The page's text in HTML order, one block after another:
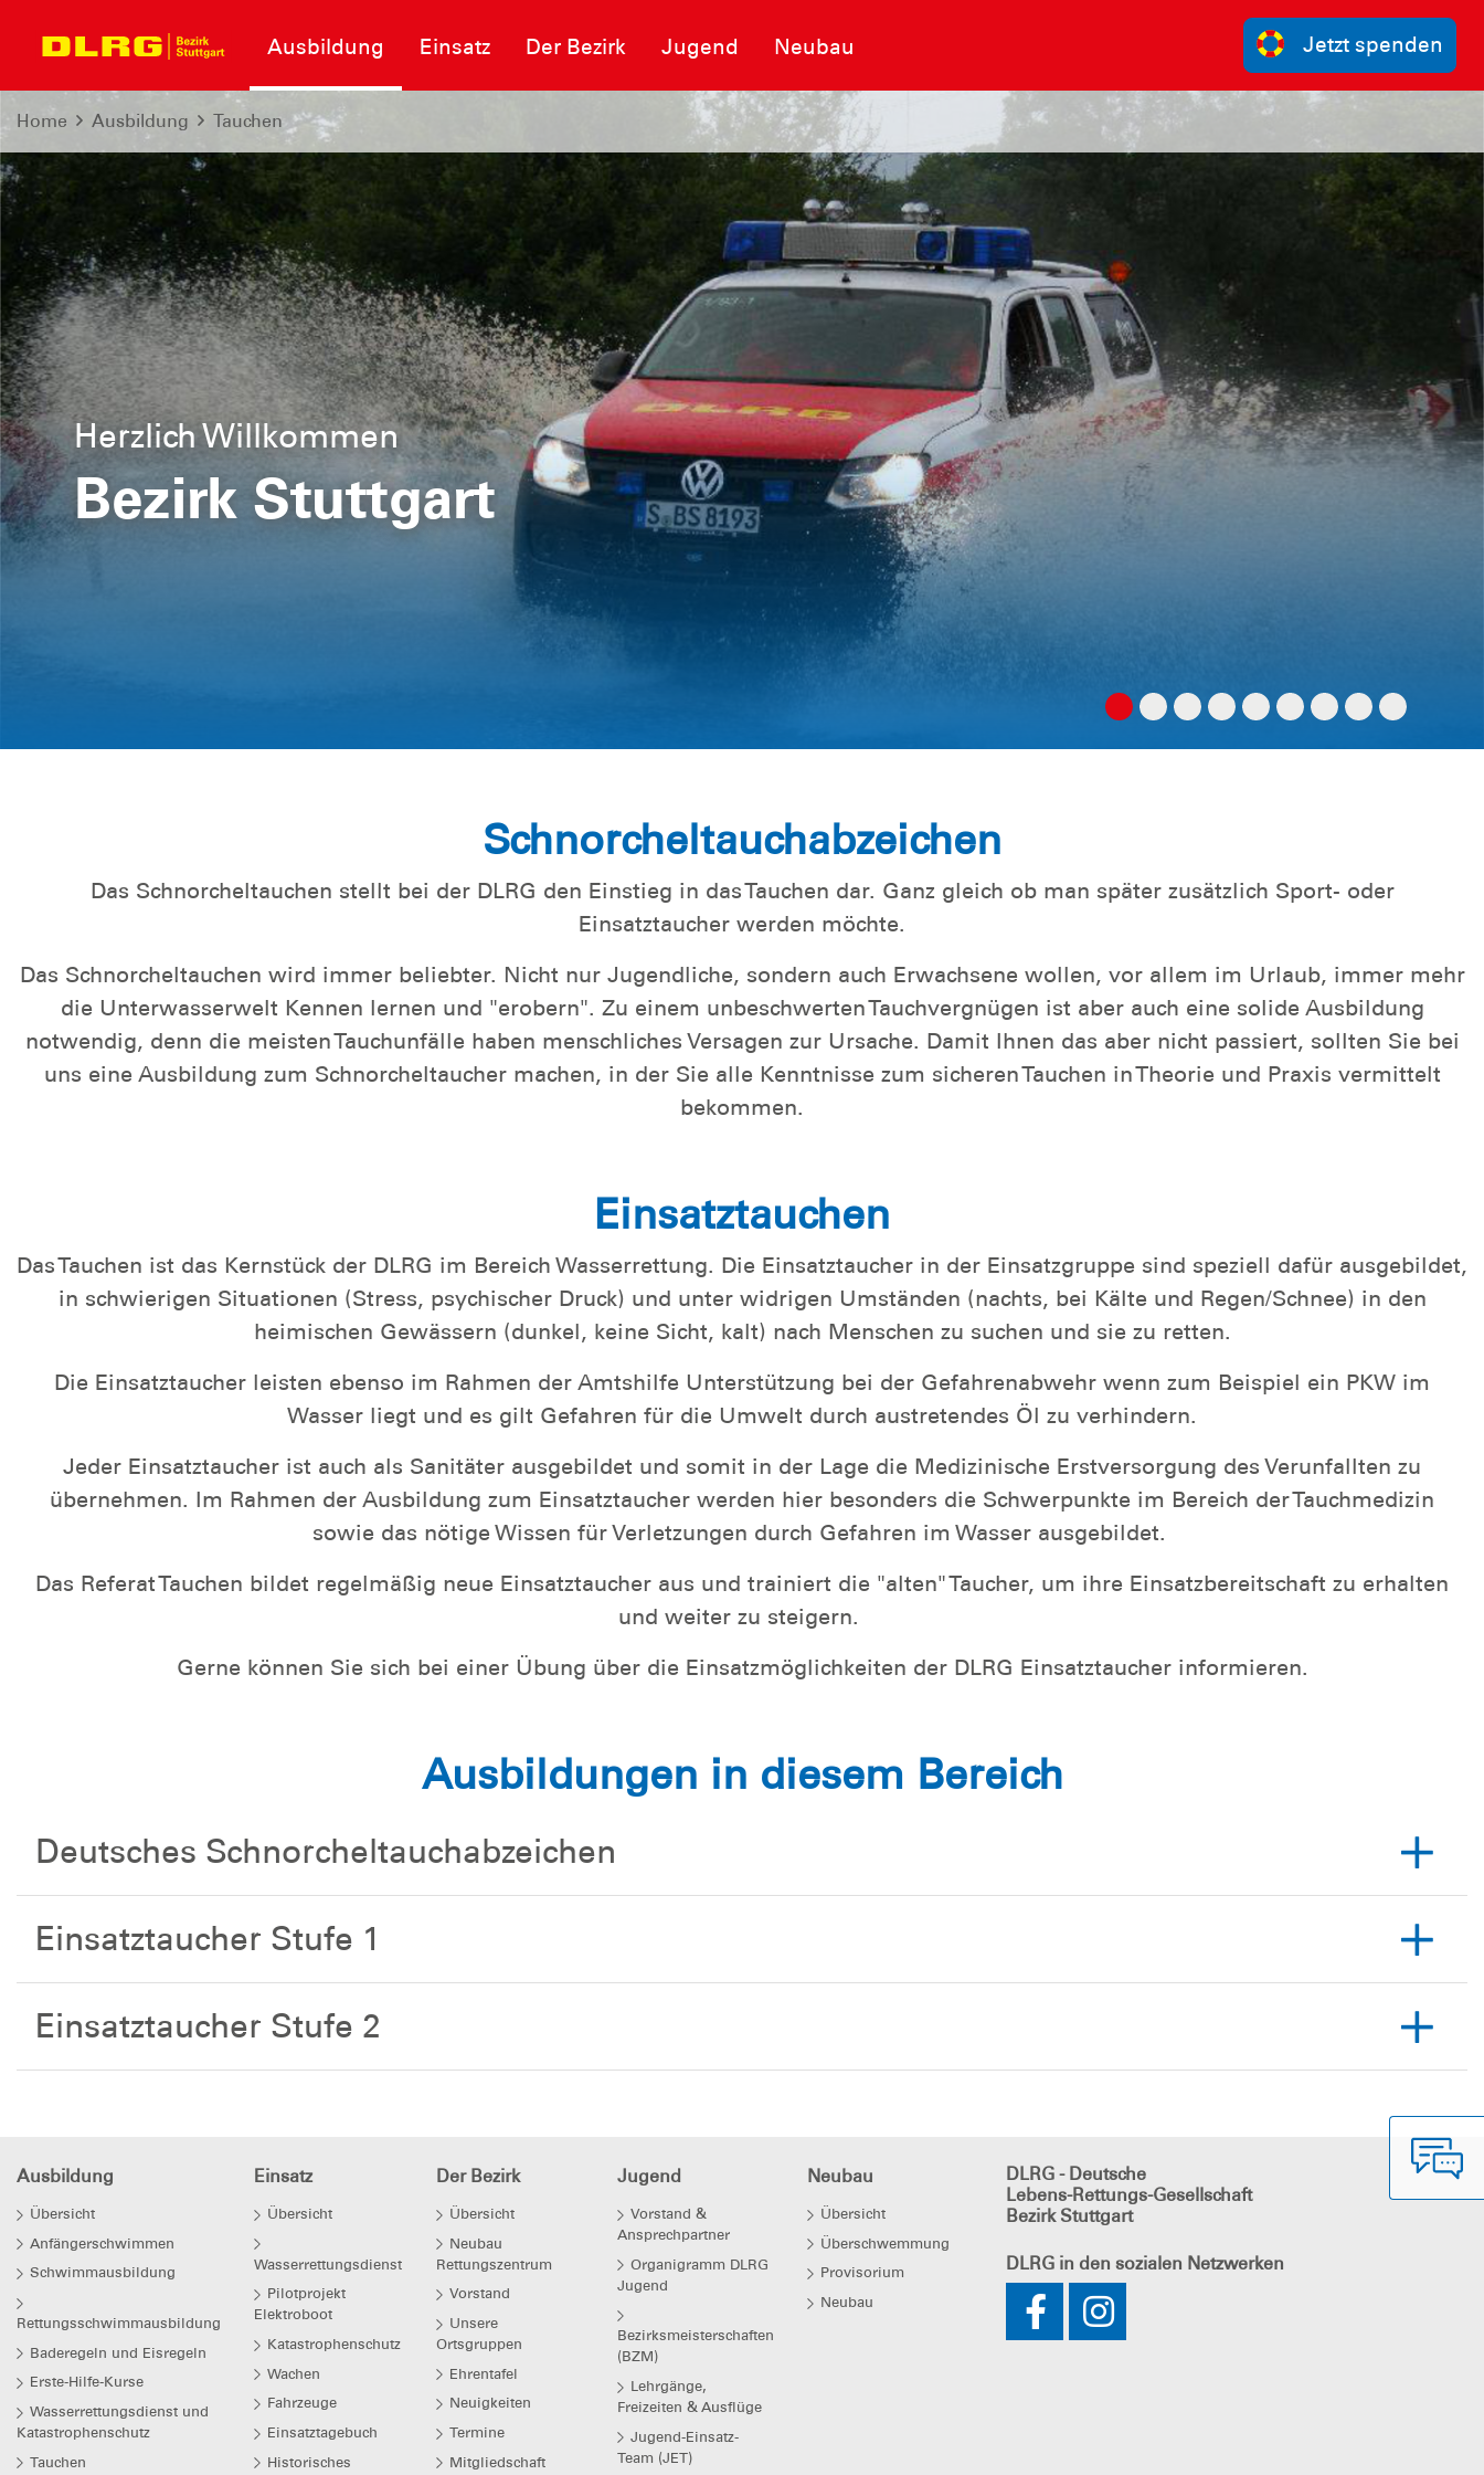
Ausbildung Einsatz Der Bezirk Jugend Neubau Jetzt spenden
Home Ausbildung Tauchen
Herzlich Willkommen
Bezirk Stuttgart
Informationen zum Neubau des Rettungszentrums
Neubau Rettungszentrum
Schnorcheltauchabzeichen
Das Schnorcheltauchen stellt bei der DLRG den Einstieg in das Tauchen dar. Ganz gleich ob man später zusätzlich Sport- oder
Einsatztaucher werden möchte.
Das Schnorcheltauchen wird immer beliebter. Nicht nur Jugendliche, sondern auch Erwachsene wollen, vor allem im Urlaub, immer mehr
die Unterwasserwelt Kennen lernen und "erobern". Zu einem unbeschwerten Tauchvergnügen ist aber auch eine solide Ausbildung
notwendig, denn die meisten Tauchunfälle haben menschliches Versagen zur Ursache. Damit Ihnen das aber nicht passiert, sollten Sie bei
uns eine Ausbildung zum Schnorcheltaucher machen, in der Sie alle Kenntnisse zum sicheren Tauchen in Theorie und Praxis vermittelt
bekommen.
Einsatztauchen
Das Tauchen ist das Kernstück der DLRG im Bereich Wasserrettung. Die Einsatztaucher in der Einsatzgruppe sind speziell dafür ausgebildet,
in schwierigen Situationen (Stress, psychischer Druck) und unter widrigen Umständen (nachts, bei Kälte und Regen/Schnee) in den
heimischen Gewässern (dunkel, keine Sicht, kalt) nach Menschen zu suchen und sie zu retten.
Die Einsatztaucher leisten ebenso im Rahmen der Amtshilfe Unterstützung bei der Gefahrenabwehr wenn zum Beispiel ein PKW im
Wasser liegt und es gilt Gefahren für die Umwelt durch austretendes Öl zu verhindern.
Jeder Einsatztaucher ist auch als Sanitäter ausgebildet und somit in der Lage die Medizinische Erstversorgung des Verunfallten zu
übernehmen. Im Rahmen der Ausbildung zum Einsatztaucher werden hier besonders die Schwerpunkte im Bereich der Tauchmedizin
sowie das nötige Wissen für Verletzungen durch Gefahren im Wasser ausgebildet.
Das Referat Tauchen bildet regelmäßig neue Einsatztaucher aus und trainiert die "alten" Taucher, um ihre Einsatzbereitschaft zu erhalten
und weiter zu steigern.
Gerne können Sie sich bei einer Übung über die Einsatzmöglichkeiten der DLRG Einsatztaucher informieren.
Ausbildungen in diesem Bereich
Deutsches Schnorcheltauchabzeichen
Einsatztaucher Stufe 1
Einsatztaucher Stufe 2
Ausbildung
Übersicht
Anfängerschwimmen
Schwimmausbildung
Rettungsschwimmausbildung
Baderegeln und Eisregeln
Erste-Hilfe-Kurse
Wasserrettungsdienst und
Katastrophenschutz
Tauchen
Einsatz
Übersicht
Wasserrettungsdienst
Pilotprojekt
Elektroboot
Katastrophenschutz
Wachen
Fahrzeuge
Einsatztagebuch
Historisches
Der Bezirk
Übersicht
Neubau
Rettungszentrum
Vorstand
Unsere
Ortsgruppen
Ehrentafel
Neuigkeiten
Termine
Mitgliedschaft
Jugend
Vorstand &
Ansprechpartner
Organigramm DLRG
Jugend
Bezirksmeisterschaften
(BZM)
Lehrgänge,
Freizeiten & Ausflüge
Jugend-Einsatz-
Team (JET)
Neubau
Übersicht
Überschwemmung
Provisorium
Neubau
DLRG - Deutsche
Lebens-Rettungs-Gesellschaft
Bezirk Stuttgart
DLRG in den sozialen Netzwerken